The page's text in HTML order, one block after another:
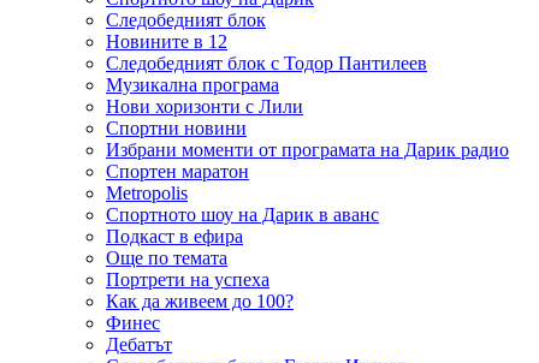
Следобедният блок
Новините в 12
Следобедният блок с Тодор Пантилеев
Музикална програма
Нови хоризонти с Лили
Спортни новини
Избрани моменти от програмата на Дарик радио
Спортен маратон
Metropolis
Спортното шоу на Дарик в аванс
Подкаст в ефира
Още по темата
Портрети на успеха
Как да живеем до 100?
Финес
Дебатът